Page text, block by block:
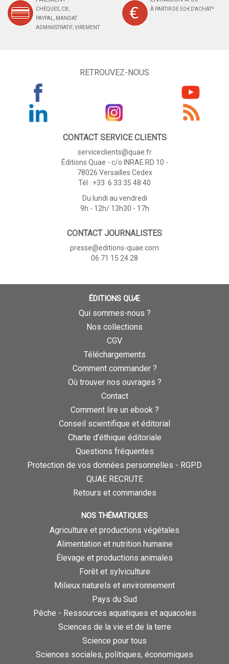
CHÈQUES, CB,
PAYPAL, MANDAT
ADMINISTRATIF, VIREMENT
À PARTIR DE 50 € D'ACHAT*
RETROUVEZ-NOUS
CONTACT SERVICE CLIENTS
serviceclients@quae.fr
Éditions Quae - c/o INRAE RD 10 -
78026 Versailles Cedex
Tél : +33 6 33 35 48 40
Du lundi au vendredi
9h - 12h/ 13h30 - 17h
CONTACT JOURNALISTES
presse@editions-quae.com
06 71 15 24 28
ÉDITIONS QUÆ
Qui sommes-nous ?
Nos collections
CGV
Téléchargements
Comment commander ?
Où trouver nos ouvrages ?
Contact
Comment lire un ebook ?
Conseil scientifique et éditorial
Charte d’éthique éditoriale
Questions fréquentes
Protection de vos données personnelles - RGPD
QUAE RECRUTE
Retours et commandes
NOS THÉMATIQUES
Agriculture et productions végétales
Alimentation et nutrition humaine
Élevage et productions animales
Forêt et sylviculture
Milieux naturels et environnement
Pays du Sud
Pêche - Ressources aquatiques et aquacoles
Sciences de la vie et de la terre
Science pour tous
Sciences sociales, politiques, économiques